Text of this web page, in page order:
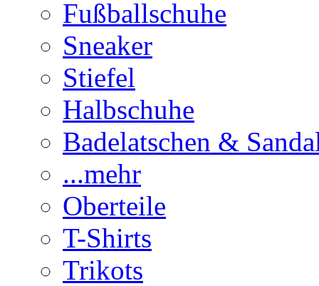
Fußballschuhe
Sneaker
Stiefel
Halbschuhe
Badelatschen &
...mehr
Oberteile
T-Shirts
Trikots